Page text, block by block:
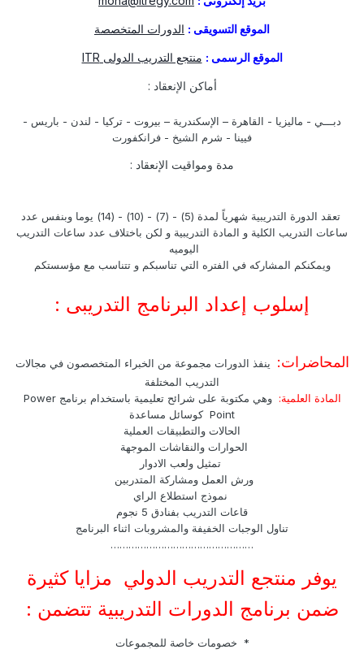
الموقع التسويقى : الدورات المتخصصة
الموقع الرسمى : منتجع التدريب الدولى ITR
أماكن الإنعقاد :
دبـــي - ماليزيا - القاهرة – الإسكندرية – بيروت - تركيا - لندن - باريس -
فيينا - شرم الشيخ - فرانكفورت
مدة ومواقيت الإنعقاد :
تعقد الدورة التدريبية شهرياً لمدة (5) - (7) - (10) - (14) يوما وبنفس عدد
ساعات التدريب الكلية و المادة التدريبية و لكن باختلاف عدد ساعات التدريب
اليوميه
ويمكنكم المشاركه في الفتره التي تناسبكم و تتناسب مع مؤسستكم
إسلوب إعداد البرنامج التدريبى :
المحاضرات:ينفذ الدورات مجموعة من الخبراء المتخصصون في مجالات
التدريب المختلفة
المادة العلمية:
وهي مكتوبة على شرائح تعليمية باستخدام برنامج Power
Point كوسائل مساعدة
الحالات والتطبيقات العملية
الحوارات والنقاشات الموجهة
تمثيل ولعب الادوار
ورش العمل ومشاركة المتدربين
نموذج استطلاع الراي
قاعات التدريب بفنادق 5 نجوم
تناول الوجبات الخفيفة والمشروبات اثناء البرنامج
…………………………………………
يوفر منتجع التدريب الدولي مزايا كثيرة
ضمن برنامج الدورات التدريبية تتضمن :
* خصومات خاصة للمجموعات